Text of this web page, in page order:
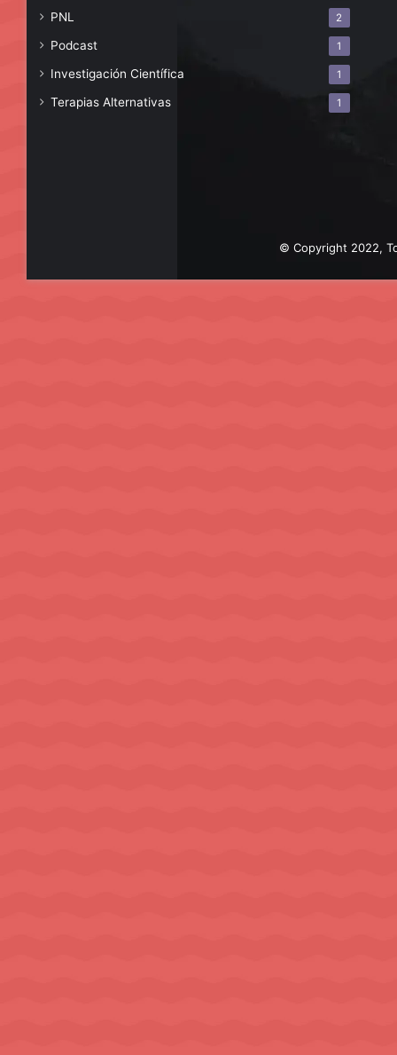
PNL 2
Podcast 1
Investigación Científica 1
Terapias Alternativas 1
© Copyright 2022,